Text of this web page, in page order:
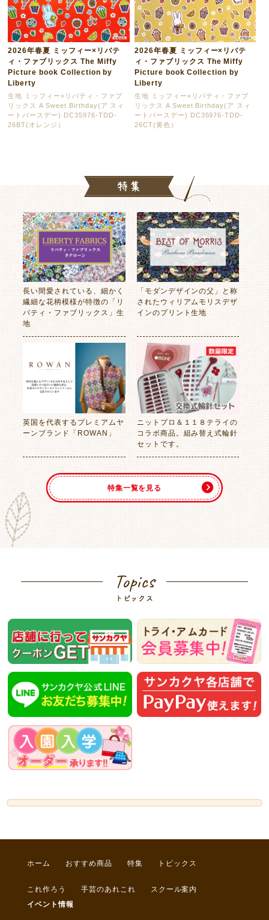
2026年春夏 ミッフィー×リバテ
ィ・ファブリックス The Miffy
Picture book Collection by
Liberty
生地 ミッフィー×リバティ・ファブ
リックス A Sweet Birthday(ア スィ
ートバースデー) DC35976-TDD-
26BT(オレンジ）
2026年春夏 ミッフィー×リバテ
ィ・ファブリックス The Miffy
Picture book Collection by
Liberty
生地 ミッフィー×リバティ・ファブ
リックス A Sweet Birthday(ア スィ
ートバースデー) DC35976-TDD-
26CT(黄色）
長い間愛されている、細かく
繊細な花柄模様が特徴の「リ
バティ・ファブリックス」生
地
「モダンデザインの父」と称
されたウィリアムモリスデザ
インのプリント生地
英国を代表するプレミアムヤ
ーンブランド「ROWAN」
ニットプロ＆１１８テライの
コラボ商品。組み替え式輪針
セットです。
特集一覧を見る
Topics
トピックス
ホーム おすすめ商品 特集 トピックス
これ作ろう 手芸のあれこれ
スクール案内
イベント情報